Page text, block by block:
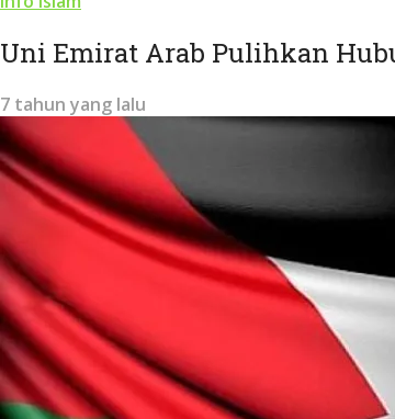
Uni Emirat Arab Pulihkan
7 tahun yang lalu